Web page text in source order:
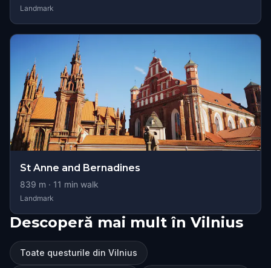
Landmark
St Anne and Bernadines
839 m · 11 min walk
Landmark
Descoperă mai mult în Vilnius
Toate questurile din Vilnius